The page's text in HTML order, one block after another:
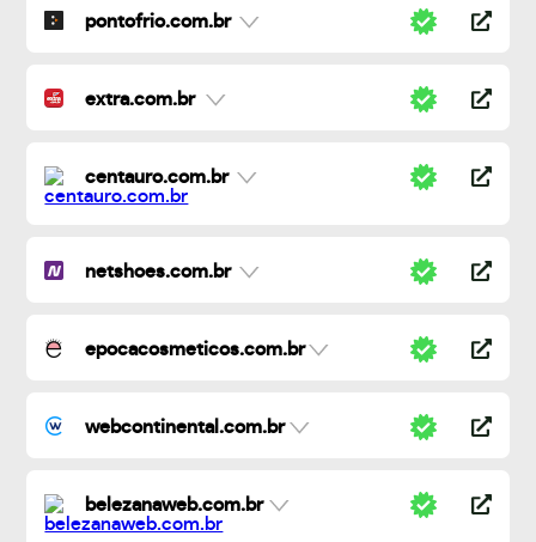
pontofrio.com.br
extra.com.br
centauro.com.br
netshoes.com.br
epocacosmeticos.com.br
webcontinental.com.br
belezanaweb.com.br